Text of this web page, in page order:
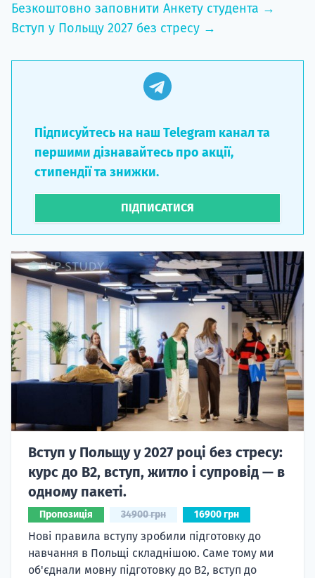
Безкоштовно заповнити Анкету студента →
Вступ у Польщу 2027 без стресу →
Підписуйтесь на наш Telegram канал та
першими дізнавайтесь про акції,
стипендії та знижки.
ПІДПИСАТИСЯ
Вступ у Польщу у 2027 році без стресу:
курс до B2, вступ, житло і супровід — в
одному пакеті.
Пропозиція 34900 грн 16900 грн
Нові правила вступу зробили підготовку до
навчання в Польщі складнішою. Саме тому ми
об'єднали мовну підготовку до В2, вступ до